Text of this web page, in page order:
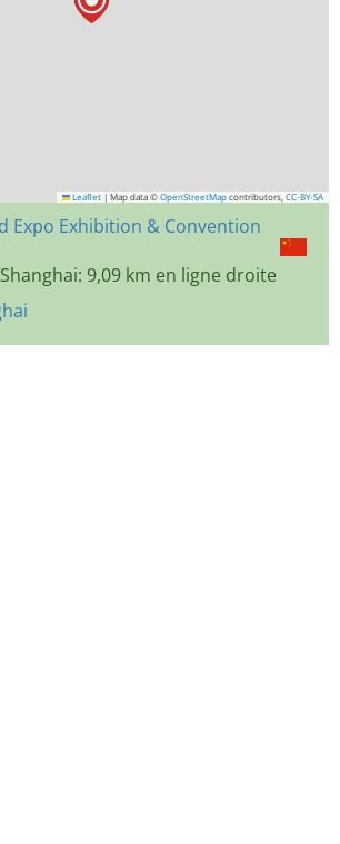
Leaflet | Map data © OpenStreetMap contributors, CC-BY-SA
Expo Exhibition & Convention
9,09 km en ligne droite